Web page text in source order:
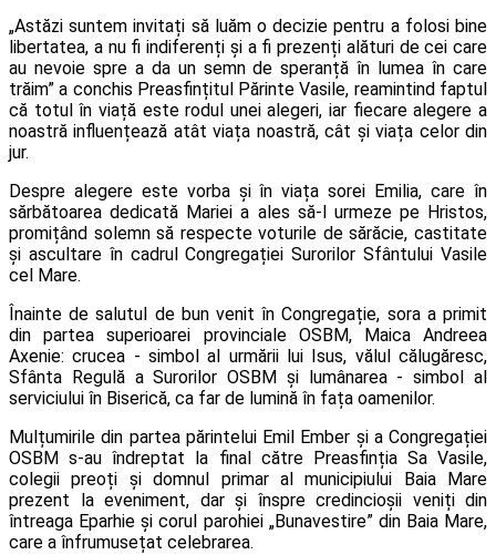
„Astăzi suntem invitați să luăm o decizie pentru a folosi bine
libertatea, a nu fi indiferenți și a fi prezenți alături de cei care
au nevoie spre a da un semn de speranță în lumea în care
trăim” a conchis Preasfințitul Părinte Vasile, reamintind faptul
că totul în viață este rodul unei alegeri, iar fiecare alegere a
noastră influențează atât viața noastră, cât și viața celor din
jur.
Despre alegere este vorba și în viața sorei Emilia, care în
sărbătoarea dedicată Mariei a ales să-l urmeze pe Hristos,
promițând solemn să respecte voturile de sărăcie, castitate
și ascultare în cadrul Congregației Surorilor Sfântului Vasile
cel Mare.
Înainte de salutul de bun venit în Congregație, sora a primit
din partea superioarei provinciale OSBM, Maica Andreea
Axenie: crucea - simbol al urmării lui Isus, vălul călugăresc,
Sfânta Regulă a Surorilor OSBM și lumânarea - simbol al
serviciului în Biserică, ca far de lumină în fața oamenilor.
Mulțumirile din partea părintelui Emil Ember și a Congregației
OSBM s-au îndreptat la final către Preasfinția Sa Vasile,
colegii preoți și domnul primar al municipiului Baia Mare
prezent la eveniment, dar și înspre credincioșii veniți din
întreaga Eparhie și corul parohiei „Bunavestire” din Baia Mare,
care a înfrumusețat celebrarea.